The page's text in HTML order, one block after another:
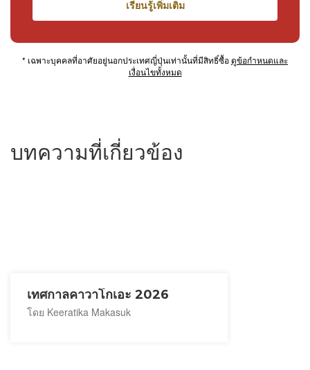
บทความที่เกี่ยวข้อง
เทศกาลคาวาโกเอะ 2026
โดย Keeratika Makasuk
เรียนรู้เพิ่มเติม
* เฉพาะบุคคลที่อาศัยอยู่นอกประเทศญี่ปุ่นเท่านั้นที่มีสิทธิ์ซื้อดูข้อกำหนดและ
เงื่อนไขทั้งหมด